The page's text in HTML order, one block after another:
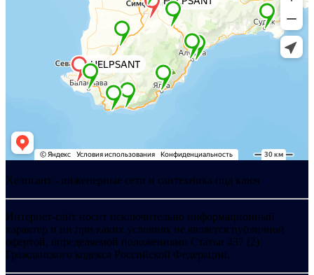
Хелпсант - инженерные сети и сантехника под ключ
Интернет-сайт носит исключительно информационный
характер и ни при каких условиях не является публичной
офертой, определяемой положениями Статьи 437 (2)
Гражданского кодекса Российской Федерации.